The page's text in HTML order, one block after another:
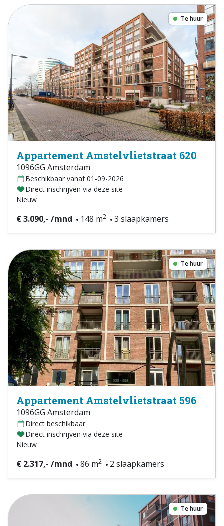
Te huur
Appartement Amstelvlietstraat 620
1096GG Amsterdam
Beschikbaar vanaf 01-09-2026
Direct inschrijven via deze site
Nieuw
€ 3.090,- /mnd 148 m2 3 slaapkamers
Te huur
Appartement Amstelvlietstraat 596
1096GG Amsterdam
Direct beschikbaar
Direct inschrijven via deze site
Nieuw
€ 2.317,- /mnd 86 m2 2 slaapkamers
Te huur